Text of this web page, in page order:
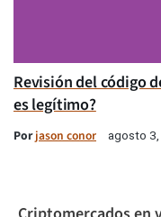
Revisión del código
es legítimo?
Porjason conor agosto